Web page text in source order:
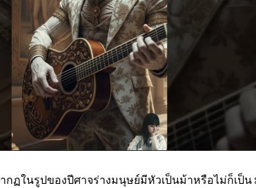
กฏในรูปของปีศาจร่างมนุษย์มีหัวเป็นม้าหรือไม่ก็เป็